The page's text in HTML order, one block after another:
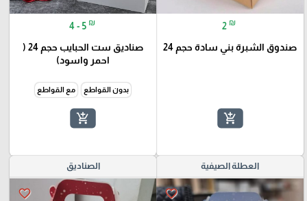
2 ₪
صندوق الشبرة بني سادة حجم 24
add_shopping_cart
4 - 5 ₪
صناديق ست الحبايب حجم 24 (
احمر واسود)
بدون القواطع مع القواطع
add_shopping_cart
العطلة الصيفية
favorite_border
الصناديق
favorite_border